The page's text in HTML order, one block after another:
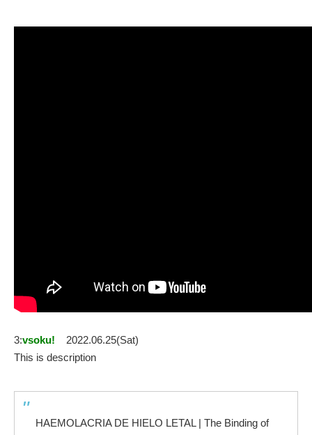
3:vsoku!
2022.06.25(Sat)
This is description
HAEMOLACRIA DE HIELO LETAL | The Binding of